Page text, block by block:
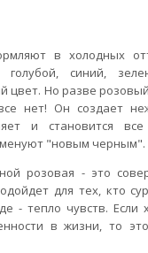
в холодных
голубой, синий,
цвет. Но разве
нет! Он создает
и становится
"новым черным".
розовая - это
для тех, кто
- тепло чувств. Если
в жизни, то